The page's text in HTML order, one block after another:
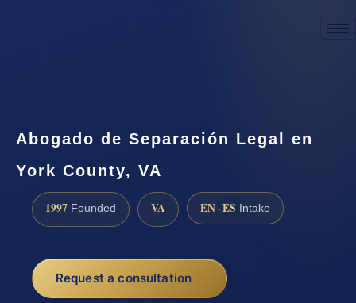
Abogado de Separación Legal en
York County, VA
1997 Founded VA EN · ES Intake
Request a consultation